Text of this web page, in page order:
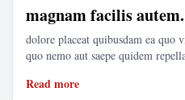
magnam facilis
dolore placeat quibusdam ea quo
quo nemo aut saepe quidem
Read more